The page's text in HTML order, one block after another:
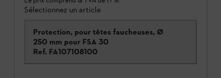
Sélectionnez un article
Protection, pour têtes faucheuses, Ø
250 mm pour FSA 30
Ref. FA107108100